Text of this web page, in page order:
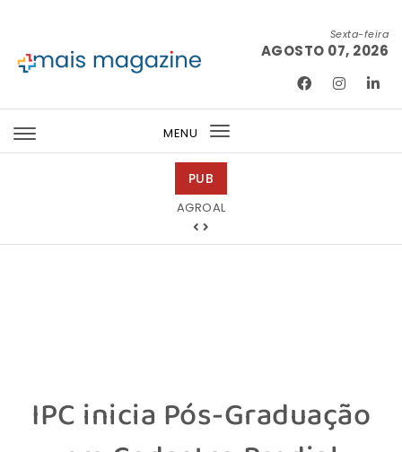
Sexta-feira
AGOSTO 07, 2026
MENU
Toggle
PUB
Tintas 2000
IPC inicia Pós-Graduação